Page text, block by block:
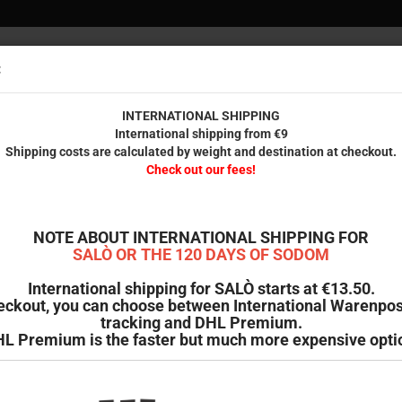
INTERNATIONAL SHIPPING
International shipping from €9
Shipping costs are calculated by weight and destination at checkout.
Check out our fees!
NOTE ABOUT INTERNATIONAL SHIPPING FOR
SALÒ OR THE 120 DAYS OF SODOM
International shipping for SALÒ starts at €13.50.
you can choose between International
tracking and DHL Premium.
Premium is the faster but much more expensive
GEDRUCKTES RESTPOSTEN B-WARE & SECOND HAND